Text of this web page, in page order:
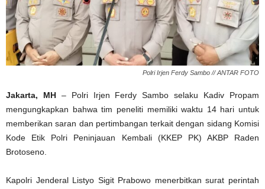
Polri Irjen Ferdy Sambo // ANTAR FOTO
Jakarta, MH– Polri Irjen Ferdy Sambo selaku Kadiv Propam
mengungkapkan bahwa tim peneliti memiliki waktu 14 hari untuk
memberikan saran dan pertimbangan terkait dengan sidang Komisi
Kode Etik Polri Peninjauan Kembali (KKEP PK) AKBP Raden
Brotoseno.
Kapolri Jenderal Listyo Sigit Prabowo menerbitkan surat perintah